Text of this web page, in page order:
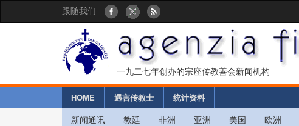
跟随我们
一九二七年创办的宗座传教善会新闻机构
HOME 遇害传教士 统计资料
新闻通讯 教廷 非洲 亚洲 美国 欧洲